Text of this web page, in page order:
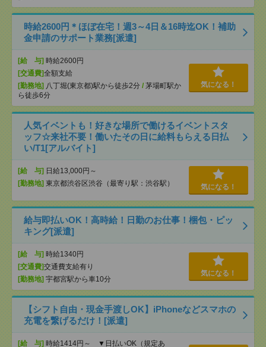
時給2600円＊ほぼ在宅！週3～4日＆16時迄OK！補助
金申請のサポート業務[派遣]
[給 与] 時給2600円
[交通費]全額支給
[勤務地] 八丁堀(東京都)駅から徒歩2分 / 茅場町駅か
ら徒歩6分
気になる！
人気イベントも！好きな場所で働けるイベントスタ
ッフ☆来社不要！働いたその日に給料もらえる日払
い/T1[アルバイト]
[給 与] 日給13,000円～
[勤務地] 東京都渋谷区渋谷（最寄り駅：渋谷駅） 気になる！
給与即払いOK！高時給！日勤のお仕事！梱包・ピッ
キング[派遣]
[給 与] 時給1340円
[交通費]交通費支給有り
[勤務地] 宇都宮駅から車10分
気になる！
【シフト自由・現金手渡しOK】iPhoneなどスマホの
充電を繋げるだけ！[派遣]
[給 与] 時給1414円～ ▼日払いOK（規定あ